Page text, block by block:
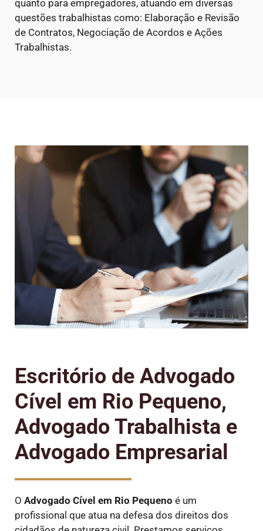
quanto para empregadores, atuando em diversas
questões trabalhistas como: Elaboração e Revisão
de Contratos, Negociação de Acordos e Ações
Trabalhistas.
Escritório de Advogado
Cível em Rio Pequeno,
Advogado Trabalhista e
Advogado Empresarial
O Advogado Cível em Rio Pequeno é um
profissional que atua na defesa dos direitos dos